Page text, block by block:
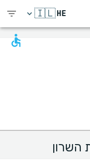
HE
🇮🇱
השרון